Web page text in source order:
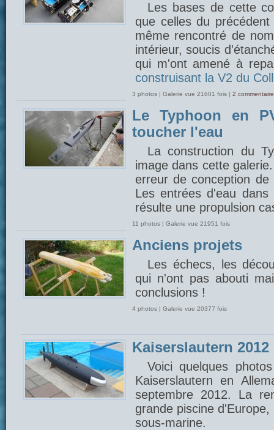
Les bases de cette
que celles du
même rencontré de
intérieur, soucis
qui m'ont amené à
construisant la V2 du
3 photos | Galerie vue 21601 fois | 2
Le Typhoon en
toucher l'eau
La construction du
image dans cette
erreur de conception
Les entrées d'eau
résulte une propulsion
11 photos | Galerie vue 21951 fois
Anciens projets
Les échecs, les
qui n'ont pas abouti
conclusions !
4 photos | Galerie vue 20377 fois
Kaiserslautern 2012
Voici quelques
Kaiserslautern en
septembre 2012. La
grande piscine
sous-marine.